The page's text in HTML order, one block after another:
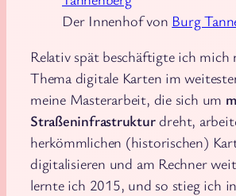
Der Innenhof von Burg
Relativ spät beschäftigte ich mich
Thema digitale Karten im
meine Masterarbeit, die sich um
Straßeninfrastrukturdreht,
herkömmlichen (historischen)
digitalisieren und am Rechner
lernte ich 2015, und so stieg ich